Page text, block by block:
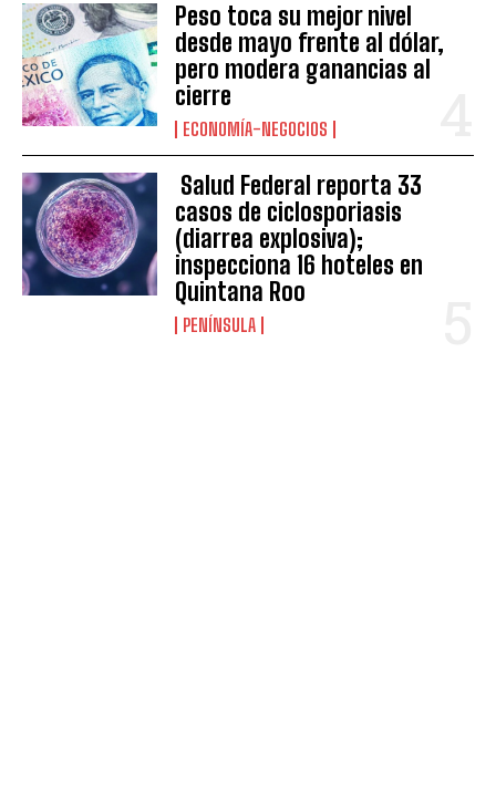
Peso toca su mejor nivel
desde mayo frente al dólar,
pero modera ganancias al
cierre
ECONOMÍA-NEGOCIOS
Salud Federal reporta 33
casos de ciclosporiasis
(diarrea explosiva);
inspecciona 16 hoteles en
Quintana Roo
PENÍNSULA